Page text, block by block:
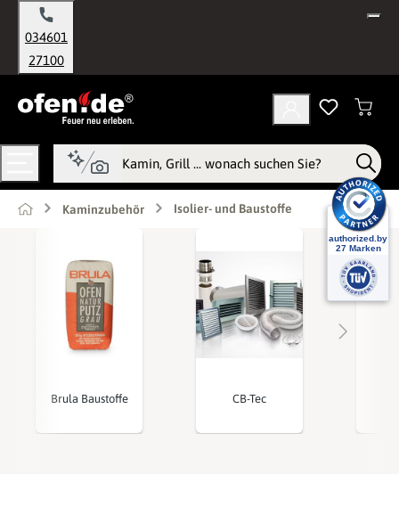
springen
034601
27100
Kaminzubehör Isolier- und Baustoffe
Brula Baustoffe CB-Tec